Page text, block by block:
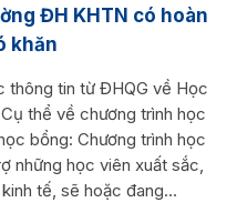
ĐH KHTN có hoàn
khăn
thông tin từ ĐHQG về Học
thể về chương trình học
bổng: Chương trình học
những học viên xuất sắc,
tế, sẽ hoặc đang...